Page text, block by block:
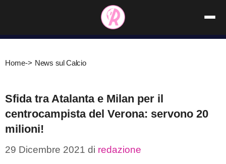
contenuto
Home-> News sul Calcio
Sfida tra Atalanta e Milan per il
centrocampista del Verona: servono 20
milioni!
29 Dicembre 2021 di redazione